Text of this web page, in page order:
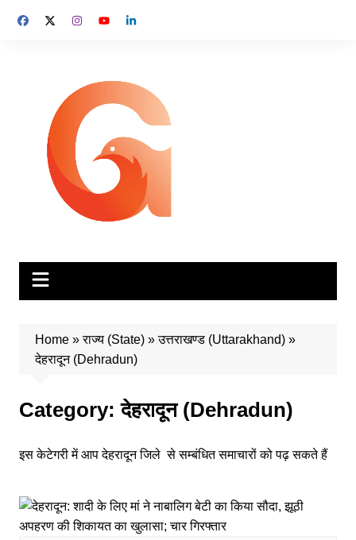
Home»राज्य (State)»उत्तराखण्ड (Uttarakhand)»
देहरादून (Dehradun)
Category:देहरादून (Dehradun)
इस केटेगरी में आप देहरादून जिले से सम्बंधित समाचारों को पढ़ सकते हैं